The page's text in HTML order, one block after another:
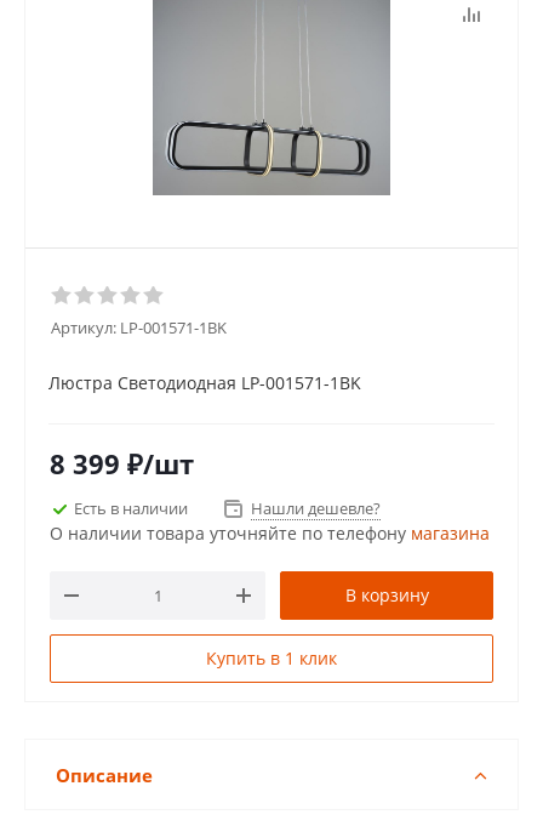
Артикул: LP-001571-1BK
Люстра Светодиодная LP-001571-1BK
8 399 ₽/шт
Есть в наличии Нашли дешевле?
О наличии товара уточняйте по телефону магазина
В корзину
Купить в 1 клик
Описание